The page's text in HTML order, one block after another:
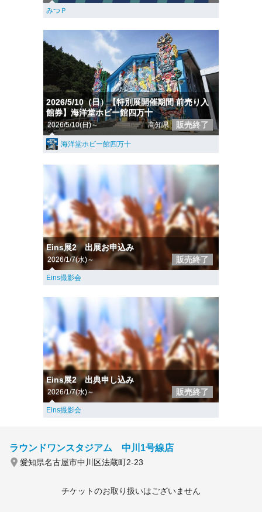
みつＰ
2026/5/10（日）【特別展開催期間 前売り入
館券】海洋堂ホビー館四万十
2026/5/10(日)～ 高知県 販売終了
海洋堂ホビー館四万十
Eins展2 出展お申込み
2026/1/7(水)～ 販売終了
Eins撮影会
Eins展2 出典申し込み
2026/1/7(水)～ 販売終了
Eins撮影会
ラウンドワンスタジアム 中川1号線店
愛知県名古屋市中川区法蔵町2-23
チケットのお取り扱いはございません